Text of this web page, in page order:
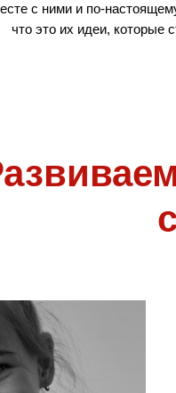
с ними и по-
что это их идеи, которые